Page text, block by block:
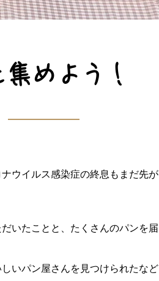
めよう！​
ウイルス感染症の終息もまだ先が
いたことと、たくさんのパンを届
いパン屋さんを見つけられたなど